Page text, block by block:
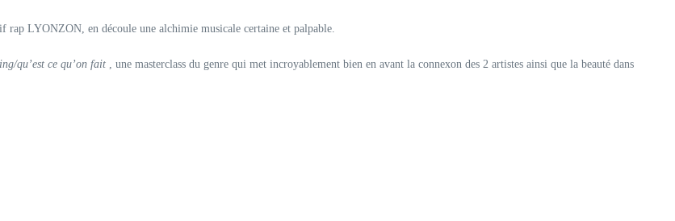
rap LYONZON, en découle une alchimie musicale certaine et palpable.
qu’est ce qu’on fait , une masterclass du genre qui met incroyablement bien en avant la connexon des 2 artistes ainsi que la beauté dans